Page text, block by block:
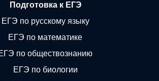
Подготовка к ЕГЭ
ЕГЭ по русскому языку
ЕГЭ по математике
по обществознанию
ЕГЭ по биологии